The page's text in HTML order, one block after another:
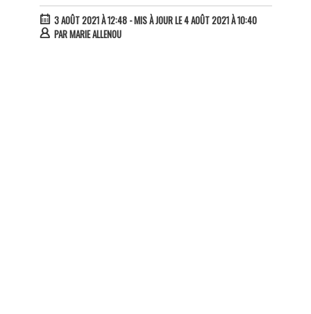
3 AOÛT 2021 À 12:48- MIS À JOUR LE 4 AOÛT 2021 À 10:40
PARMARIE ALLENOU